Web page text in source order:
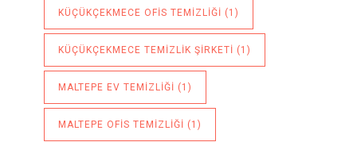
KÜÇÜKÇEKMECE OFIS TEMIZLIĞI (1)
KÜÇÜKÇEKMECE TEMIZLIK ŞIRKETI (1)
MALTEPE EV TEMIZLIĞI (1)
MALTEPE OFIS TEMIZLIĞI (1)